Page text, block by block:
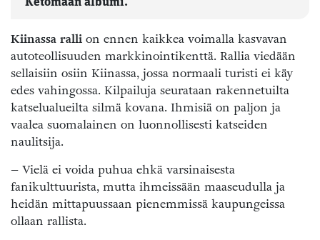
Kiinassa ralli on ennen kaikkea voimalla kasvavan
autoteollisuuden markkinointikenttä. Rallia viedään
sellaisiin osiin Kiinassa, jossa normaali turisti ei käy
edes vahingossa. Kilpailuja seurataan rakennetuilta
katselualueilta silmä kovana. Ihmisiä on paljon ja
vaalea suomalainen on luonnollisesti katseiden
naulitsija.
– Vielä ei voida puhua ehkä varsinaisesta
fanikulttuurista, mutta ihmeissään maaseudulla ja
heidän mittapuussaan pienemmissä kaupungeissa
ollaan rallista.